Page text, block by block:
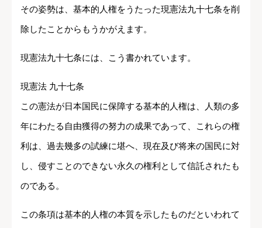
その姿勢は、基本的人権をうたった現憲法九十七条を削
除したことからもうかがえます。
現憲法九十七条には、こう書かれています。
現憲法 九十七条
この憲法が日本国民に保障する基本的人権は、人類の多
年にわたる自由獲得の努力の成果であって、これらの権
利は、過去幾多の試練に堪へ、現在及び将来の国民に対
し、侵すことのできない永久の権利として信託されたも
のである。
この条項は基本的人権の本質を示したものだといわれて